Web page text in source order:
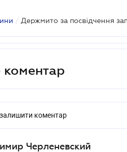
/
коментар
Черленевский